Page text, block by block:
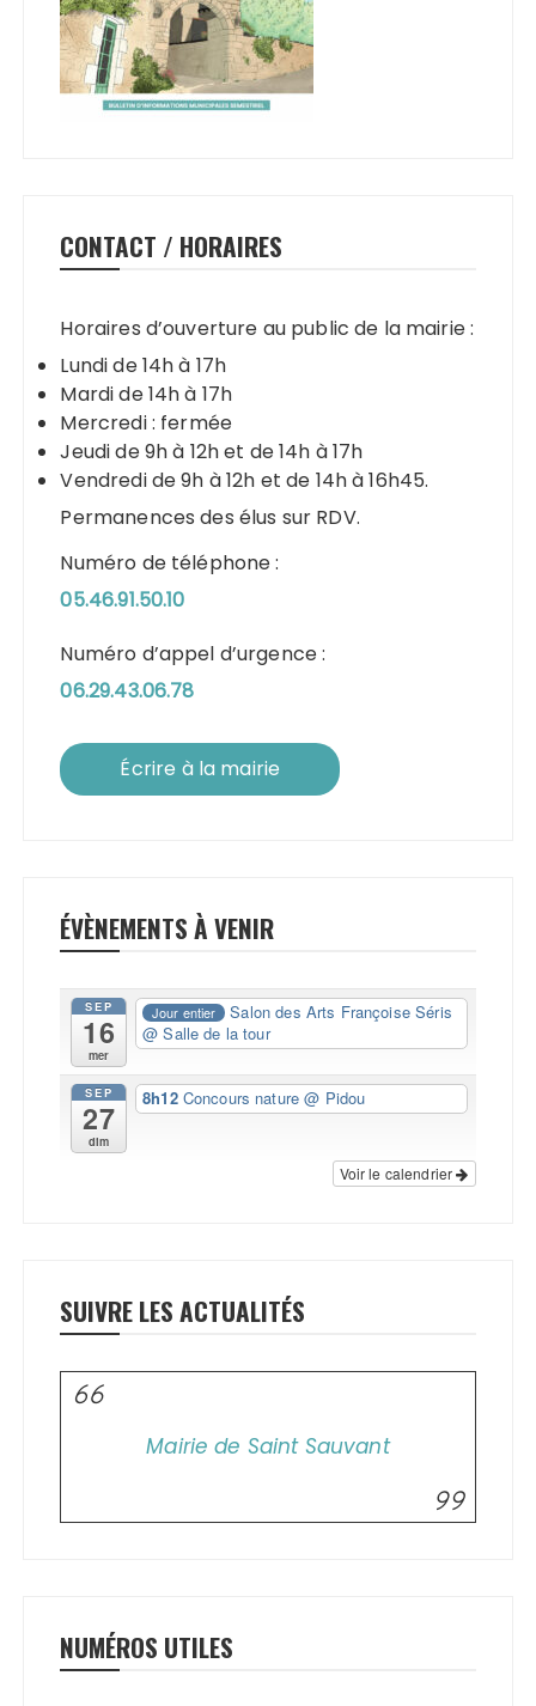
CONTACT / HORAIRES
Horaires d’ouverture au public de la mairie :
Lundi de 14h à 17h
Mardi de 14h à 17h
Mercredi : fermée
Jeudi de 9h à 12h et de 14h à 17h
Vendredi de 9h à 12h et de 14h à 16h45.
Permanences des élus sur RDV.
Numéro de téléphone :
05.46.91.50.10
Numéro d’appel d’urgence :
06.29.43.06.78
Écrire à la mairie
ÉVÈNEMENTS À VENIR
SEP
16
mer
Jour entier
Salon des Arts Françoise Séris
@ Salle de la tour
SEP
27
dim
8h12 Concours nature@ Pidou
Voir le calendrier
SUIVRE LES ACTUALITÉS
Mairie de Saint Sauvant
NUMÉROS UTILES